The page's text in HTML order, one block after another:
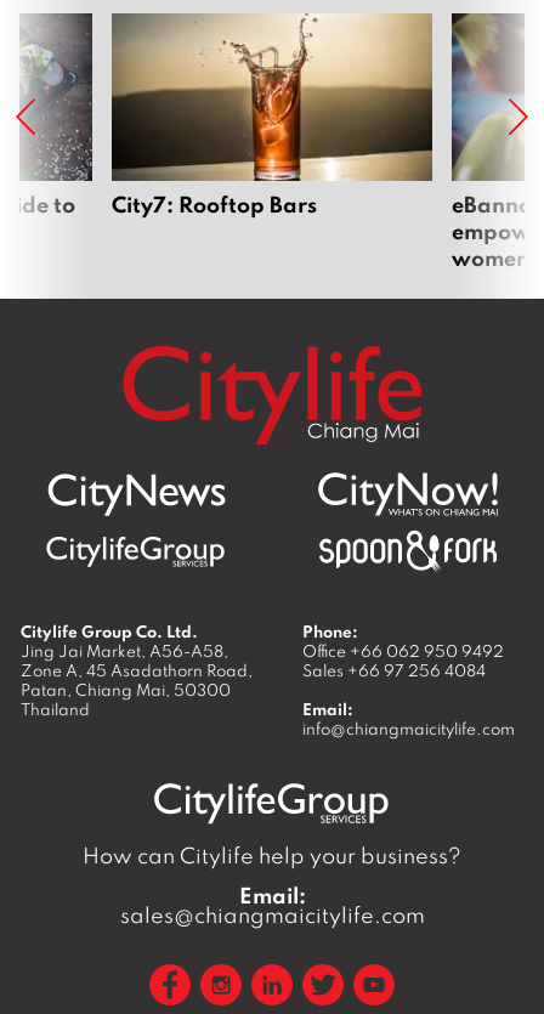
to City7: Rooftop Bars
women
Citylife Group Co. Ltd.
Jing Jai Market, A56-A58,
Zone A, 45 Asadathorn Road,
Patan, Chiang Mai, 50300
Thailand
Phone:
Office +66 062 950 9492
Sales +66 97 256 4084
Email:
info@chiangmaicitylife.com
How can Citylife help your business?
Email:
sales@chiangmaicitylife.com